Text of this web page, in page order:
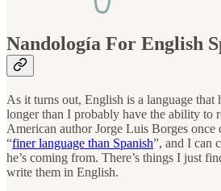
Nandología For English
As it turns out, English is a language that
longer than I probably have the ability to
American author Jorge Luis Borges once
“finer language than Spanish”, and I can
he’s coming from. There’s things I just
write them in English.